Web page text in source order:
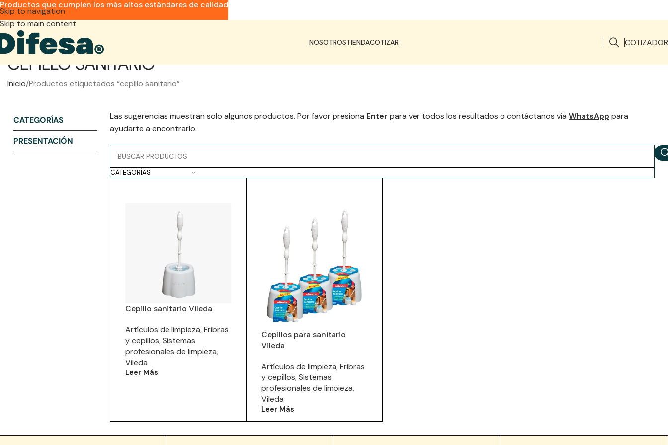
Skip to navigation
Skip to main content
NOSOTROSTIENDACOTIZAR COTIZADOR
CEPILLO SANITARIO
Inicio Productos etiquetados “cepillo sanitario”
CATEGORÍAS
PRESENTACIÓN
Las sugerencias muestran solo algunos productos. Por favor presiona Enter para ver todos los resultados o contáctanos vía WhatsApp para
ayudarte a encontrarlo.
CATEGORÍAS
Cepillo sanitario Vileda
Artículos de limpieza, Fribras
y cepillos, Sistemas
profesionales de limpieza,
Vileda
Leer Más
Cepillos para sanitario
Vileda
Artículos de limpieza, Fribras
y cepillos, Sistemas
profesionales de limpieza,
Vileda
Leer Más
Productos que cumplen los más altos estándares de calidad